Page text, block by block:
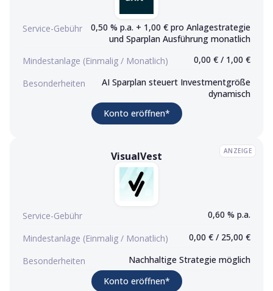
Service-Gebühr
0,50 % p.a. + 1,00 € pro Anlagestrategie
und Sparplan Ausführung monatlich
Mindestanlage (Einmalig / Monatlich)
0,00 € / 1,00 €
Besonderheiten
AI Sparplan steuert Investmentgröße
dynamisch
Konto eröffnen*(Werbelink)
Konto eröffnen (Werbelink) ANZEIGE
VisualVest
Service-Gebühr 0,60 % p.a.
Mindestanlage (Einmalig / Monatlich) 0,00 € / 25,00 €
Besonderheiten
Nachhaltige Strategie möglich
Konto eröffnen*(Werbelink)